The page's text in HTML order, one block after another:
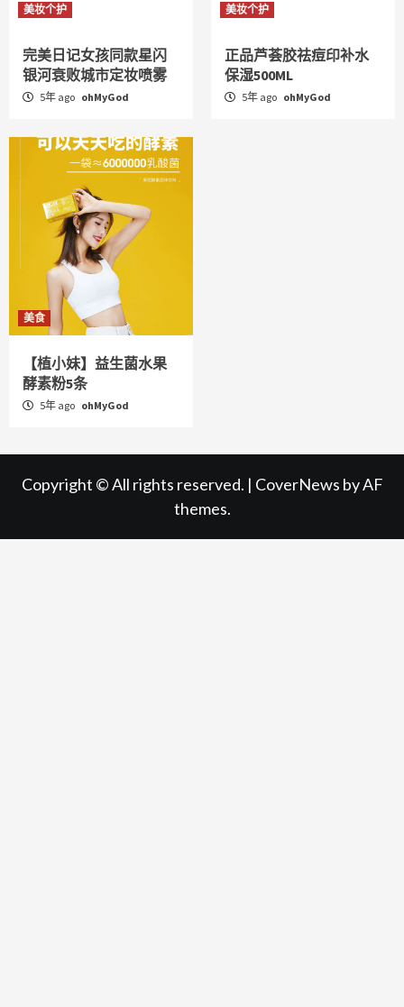
美妆个护
完美日记女孩同款星闪
银河衰败城市定妆喷雾
5年 ago ohMyGod
美妆个护
正品芦荟胶祛痘印补水
保湿500ML
5年 ago ohMyGod
美食
【植小妹】益生菌水果
酵素粉5条
5年 ago ohMyGod
Copyright © All rights reserved. | CoverNews by AF
themes.